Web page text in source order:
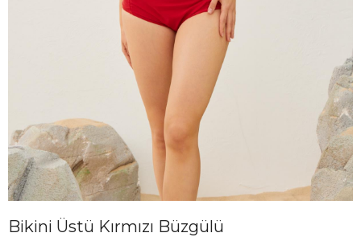
Bikini Üstü Kırmızı Büzgülü